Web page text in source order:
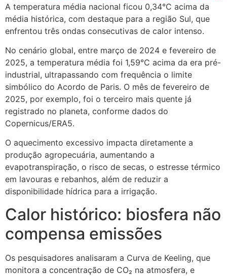
A temperatura média nacional ficou 0,34°C acima da
média histórica, com destaque para a região Sul, que
enfrentou três ondas consecutivas de calor intenso.
No cenário global, entre março de 2024 e fevereiro de
2025, a temperatura média foi 1,59°C acima da era pré-
industrial, ultrapassando com frequência o limite
simbólico do Acordo de Paris. O mês de fevereiro de
2025, por exemplo, foi o terceiro mais quente já
registrado no planeta, conforme dados do
Copernicus/ERA5.
O aquecimento excessivo impacta diretamente a
produção agropecuária, aumentando a
evapotranspiração, o risco de secas, o estresse térmico
em lavouras e rebanhos, além de reduzir a
disponibilidade hídrica para a irrigação.
Calor histórico: biosfera não
compensa emissões
Os pesquisadores analisaram a Curva de Keeling, que
monitora a concentração de CO₂ na atmosfera, e